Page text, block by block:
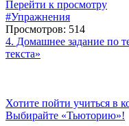
Перейти к просмотру
#Упражнения
Просмотров: 514
4. Домашнее задание по
текста»
Хотите пойти учиться в
Выбирайте «Тьюторию»!